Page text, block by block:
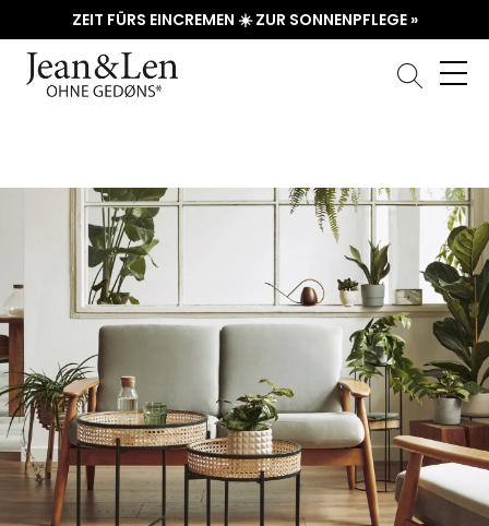
ZEIT FÜRS EINCREMEN ☀️ ZUR SONNENPFLEGE »